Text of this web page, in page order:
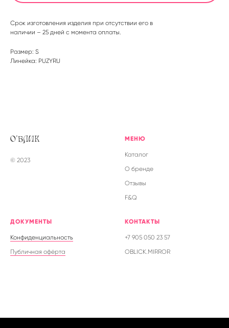
Срок изготовления изделия при отсутствии его в
наличии – 25 дней с момента оплаты.
Размер: S
Линейка: PUZYRU
О'БЛИК
© 2023
МЕНЮ
Каталог
О бренде
Отзывы
F&Q
ДОКУМЕНТЫ
Конфиденциальность
Публичная офёрта
КОНТАКТЫ
+7 905 050 23 57
OBLICK.MIRROR